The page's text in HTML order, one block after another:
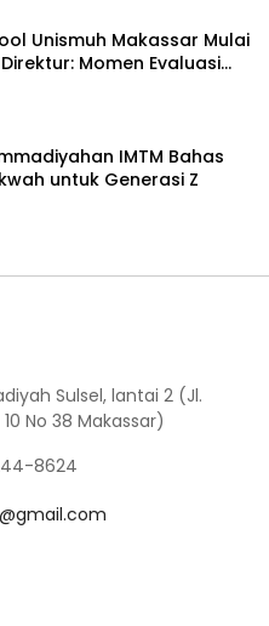
Unismuh Makassar Mulai
Momen Evaluasi
IMTM Bahas
untuk Generasi Z
Sulsel, lantai 2 (Jl.
No 38 Makassar)
8624